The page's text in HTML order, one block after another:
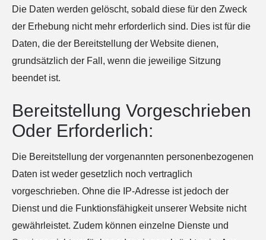
Die Daten werden gelöscht, sobald diese für den Zweck
der Erhebung nicht mehr erforderlich sind. Dies ist für die
Daten, die der Bereitstellung der Website dienen,
grundsätzlich der Fall, wenn die jeweilige Sitzung
beendet ist.
Bereitstellung Vorgeschrieben
Oder Erforderlich:
Die Bereitstellung der vorgenannten personenbezogenen
Daten ist weder gesetzlich noch vertraglich
vorgeschrieben. Ohne die IP-Adresse ist jedoch der
Dienst und die Funktionsfähigkeit unserer Website nicht
gewährleistet. Zudem können einzelne Dienste und